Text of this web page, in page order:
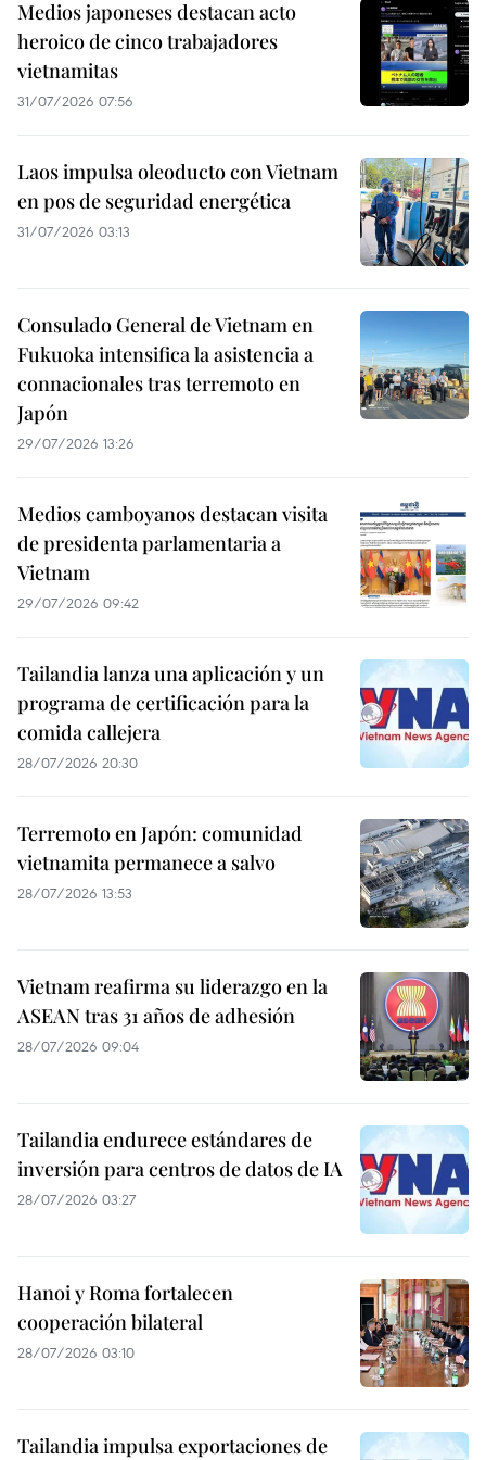
Medios japoneses destacan acto
heroico de cinco trabajadores
vietnamitas
31/07/2026 07:56
Laos impulsa oleoducto con Vietnam
en pos de seguridad energética
31/07/2026 03:13
Consulado General de Vietnam en
Fukuoka intensifica la asistencia a
connacionales tras terremoto en
Japón
29/07/2026 13:26
Medios camboyanos destacan visita
de presidenta parlamentaria a
Vietnam
29/07/2026 09:42
Tailandia lanza una aplicación y un
programa de certificación para la
comida callejera
28/07/2026 20:30
Terremoto en Japón: comunidad
vietnamita permanece a salvo
28/07/2026 13:53
Vietnam reafirma su liderazgo en la
ASEAN tras 31 años de adhesión
28/07/2026 09:04
Tailandia endurece estándares de
inversión para centros de datos de IA
28/07/2026 03:27
Hanoi y Roma fortalecen
cooperación bilateral
28/07/2026 03:10
Tailandia impulsa exportaciones de